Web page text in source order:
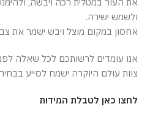
ולשמש ישירה.
אחסון במקום מוצל ויבש ישמר את
אנו עומדים לרשותכם לכל שאלה
צוות עולם היוקרה ישמח לסייע
לחצו כאן לטבלת המידות